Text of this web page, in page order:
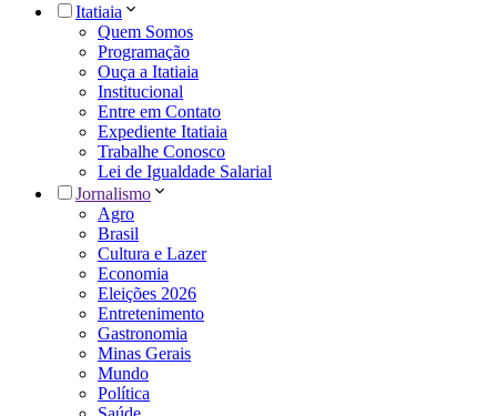
Itatiaia
Quem Somos
Programação
Ouça a Itatiaia
Institucional
Entre em Contato
Expediente Itatiaia
Trabalhe Conosco
Lei de Igualdade Salarial
Jornalismo
Agro
Brasil
Cultura e Lazer
Economia
Eleições 2026
Entretenimento
Gastronomia
Minas Gerais
Mundo
Política